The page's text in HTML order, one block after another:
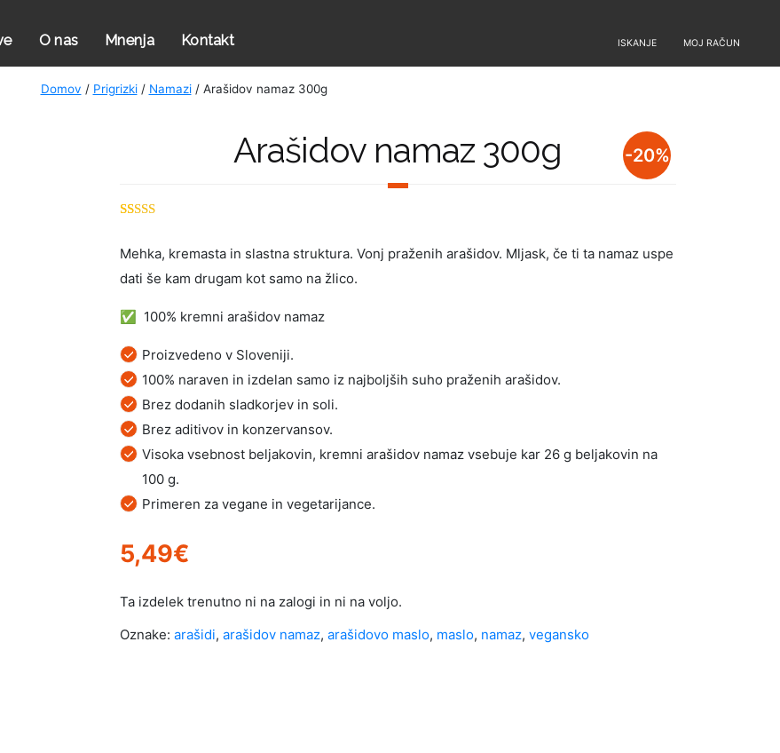
O nas Mnenja Kontakt ISKANJE MOJ RAČUN
Domov / Prigrizki/ Namazi/ Arašidov namaz 300g
Arašidov namaz 300g
4.68od 5
na podlagi
strank
Mehka, kremasta in slastna struktura. Vonj praženih arašidov. Mljask, če ti ta namaz uspe
dati še kam drugam kot samo na žlico.
✅ 100% kremni arašidov namaz
Proizvedeno v Sloveniji.
100% naraven in izdelan samo iz najboljših suho praženih arašidov.
Brez dodanih sladkorjev in soli.
Brez aditivov in konzervansov.
Visoka vsebnost beljakovin, kremni arašidov namaz vsebuje kar 26 g beljakovin na
100 g.
Primeren za vegane in vegetarijance.
5,49€
Ta izdelek trenutno ni na zalogi in ni na voljo.
Oznake: arašidi, arašidov namaz, arašidovo maslo, maslo, namaz, vegansko
-20%